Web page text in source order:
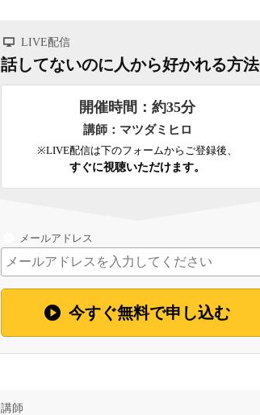
LIVE配信
話してないのに人から好かれる方法
開催時間：約35分
講師 マツダミヒロ
※LIVE配信は下のフォームからご登録後、
すぐに視聴いただけます。
メールアドレス
今すぐ無料で申し込む
講師